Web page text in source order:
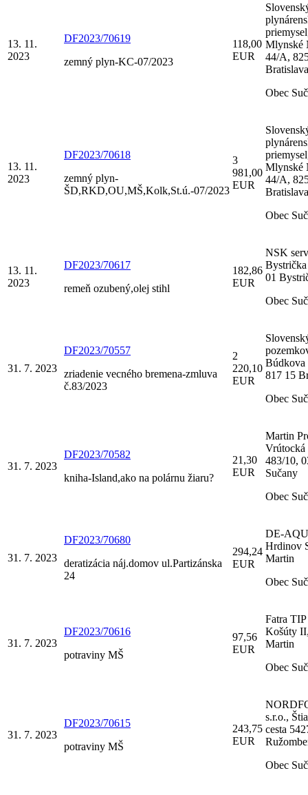
13. 11.
2023
DF2023/70619
zemný plyn-KC-07/2023
118,00
EUR
Mlynské
44/A,
Bratislava
Obec
13. 11.
2023
DF2023/70618
zemný plyn-
ŠD,RKD,OU,MŠ,Kolk,St.ú.-07/2023
3
981,00
EUR
Mlynské
44/A,
Bratislava
Obec
13. 11.
2023
DF2023/70617
remeň ozubený,olej stihl
182,86
EUR
NSK
01
Obec
31. 7. 2023
DF2023/70557
zriadenie vecného bremena-zmluva
č.83/2023
2
220,10
EUR
Búdkova
817 15
Obec
31. 7. 2023
DF2023/70582
kniha-Island,ako na polárnu žiaru?
21,30
EUR
Martin
Vrútocká
483/10,
Sučany
Obec
31. 7. 2023
DF2023/70680
deratizácia náj.domov ul.Partizánska
24
294,24
EUR
DE-
Hrdinov
Martin
Obec
31. 7. 2023
DF2023/70616
potraviny MŠ
97,56
EUR
Fatra TIP
Košúty
Martin
Obec
31. 7. 2023
DF2023/70615
potraviny MŠ
243,75
EUR
s.r.o.,
cesta
Obec